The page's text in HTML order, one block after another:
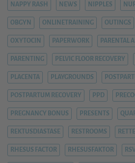
NAPPY RASH NEWS NIPPLES
OBGYN ONLINETRAINING OUTINGS
OXYTOCIN PAPERWORK PARENTAL
PARENTING PELVIC FLOOR RECOVERY
PLACENTA PLAYGROUNDS
POSTPARTUM RECOVERY PPD
PREGNANCY BONUS PRESENTS
REKTUSDIASTASE RESTROOMS
RHESUS FACTOR RHESUSFAKTOR